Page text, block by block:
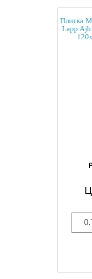
Плитка
Lapp